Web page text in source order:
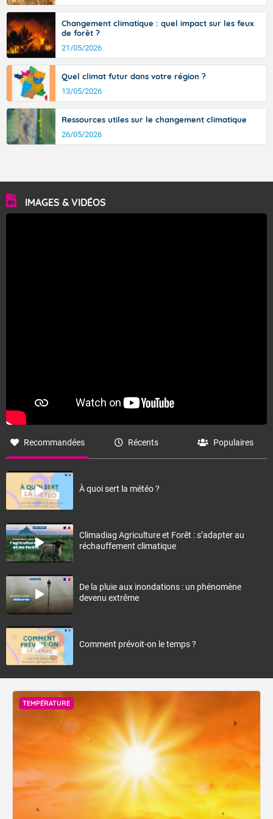
Changement climatique : quel impact sur les feux
de forêt ?
21/05/2026
Quel climat futur dans votre région ?
13/05/2026
Ressources utiles sur le changement climatique
26/05/2026
IMAGES & VIDÉOS
Recommandées Récents Populaires
À quoi sert la météo ?
Climadiag Agriculture et Forêt : s’adapter au
réchauffement climatique
De la pluie aux inondations : un phénomène
devenu extrême
Comment prévoit-on le temps ?
TEMPÉRATURE